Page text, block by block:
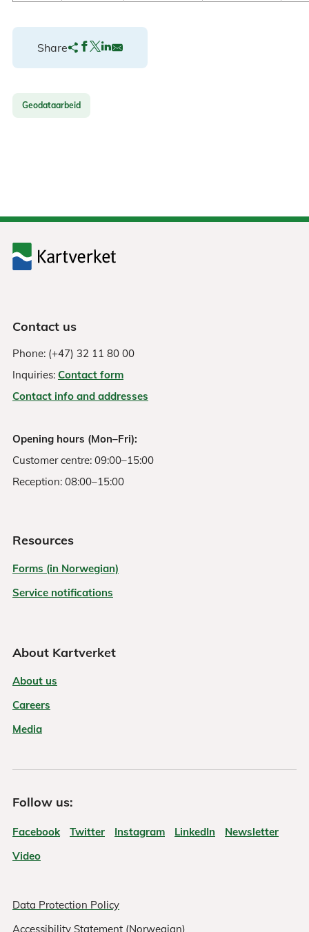
Share
Geodataarbeid
Contact us
Phone: (+47) 32 11 80 00
Inquiries: Contact form
Contact info and addresses
Opening hours (Mon–Fri):
Customer centre: 09:00–15:00
Reception: 08:00–15:00
Resources
Forms (in Norwegian)
Service notifications
About Kartverket
About us
Careers
Media
Follow us:
Facebook Twitter Instagram LinkedIn
Newsletter
Video
Data Protection Policy
Accessibility Statement (Norwegian)